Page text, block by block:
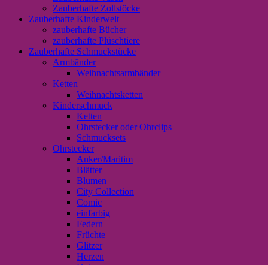
Zauberhafte Zollstöcke
Zauberhafte Kinderwelt
zauberhafte Bücher
zauberhafte Plüschtiere
Zauberhafte Schmuckstücke
Armbänder
Weihnachtsarmbänder
Ketten
Weihnachtsketten
Kinderschmuck
Ketten
Ohrstecker oder Ohrclips
Schmucksets
Ohrstecker
Anker/Maritim
Blätter
Blumen
City Collection
Comic
einfarbig
Federn
Früchte
Glitzer
Herzen